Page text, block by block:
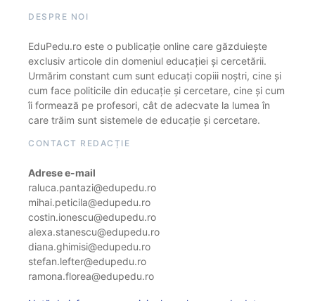
DESPRE NOI
EduPedu.ro este o publicație online care găzduiește
exclusiv articole din domeniul educației și cercetării.
Urmărim constant cum sunt educați copiii noștri, cine și
cum face politicile din educație și cercetare, cine și cum
îi formează pe profesori, cât de adecvate la lumea în
care trăim sunt sistemele de educație și cercetare.
CONTACT REDACȚIE
Adrese e-mail
raluca.pantazi@edupedu.ro
mihai.peticila@edupedu.ro
costin.ionescu@edupedu.ro
alexa.stanescu@edupedu.ro
diana.ghimisi@edupedu.ro
stefan.lefter@edupedu.ro
ramona.florea@edupedu.ro